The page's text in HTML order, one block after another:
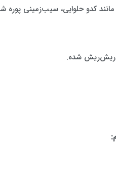
کدو حلوایی، سیب‌زمینی پوره
ریش‌ریش شده.